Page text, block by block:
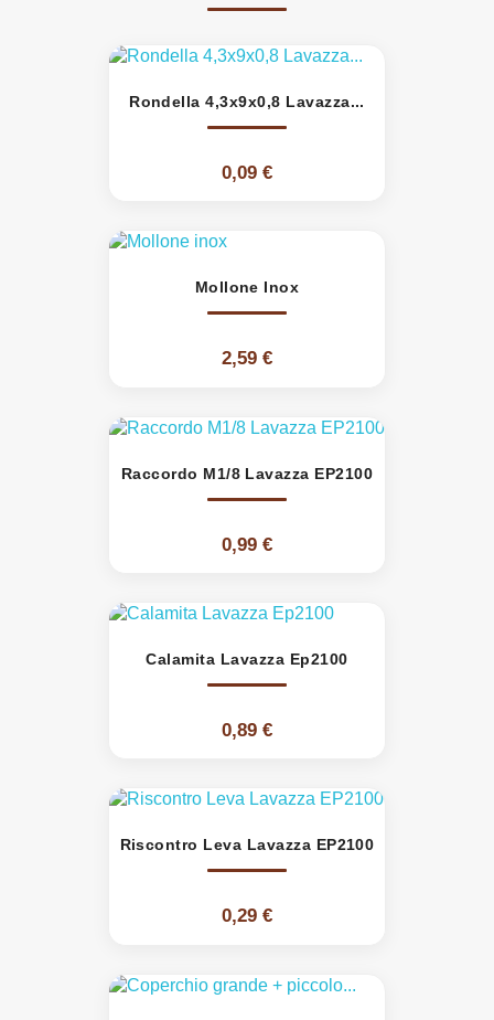
Rondella 4,3x9x0,8 Lavazza...
0,09 €
Mollone Inox
2,59 €
Raccordo M1/8 Lavazza EP2100
0,99 €
Calamita Lavazza Ep2100
0,89 €
Riscontro Leva Lavazza EP2100
0,29 €